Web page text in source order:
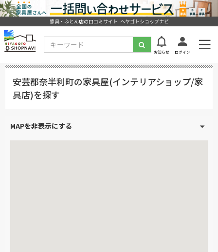
家具・ふとん店の口コミサイト ヘヤゴトショップナビ
お知らせ ログイン
安芸郡奈半利町の家具屋(インテリアショップ/家
具店)を探す